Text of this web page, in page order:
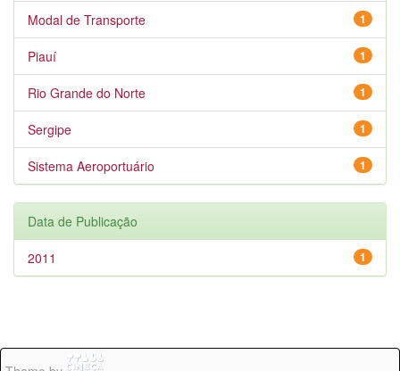
1
Modal de Transporte
1
Piauí
1
Rio Grande do Norte
1
Sergipe
1
Sistema Aeroportuário
Data de Publicação
1
2011